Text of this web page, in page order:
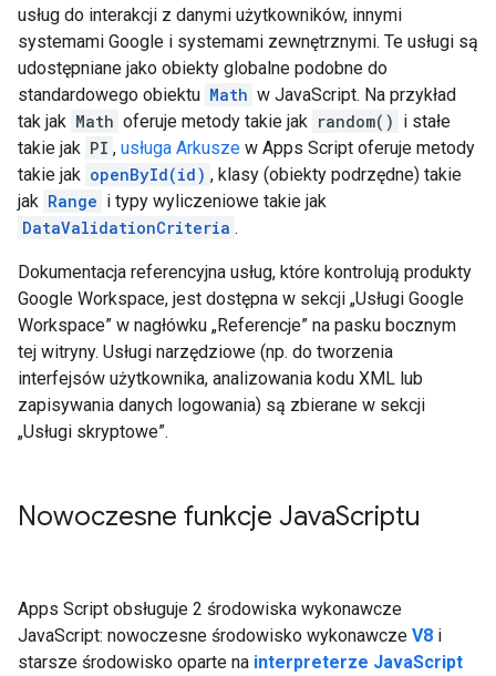
usług do interakcji z danymi użytkowników, innymi
systemami Google i systemami zewnętrznymi. Te usługi są
udostępniane jako obiekty globalne podobne do
standardowego obiektu Math w JavaScript. Na przykład
tak jak Math oferuje metody takie jak random() i stałe
takie jak PI , usługa Arkusze w Apps Script oferuje metody
takie jak openById(id) , klasy (obiekty podrzędne) takie
jak Range i typy wyliczeniowe takie jak
DataValidationCriteria .
Dokumentacja referencyjna usług, które kontrolują produkty
Google Workspace, jest dostępna w sekcji „Usługi Google
Workspace” w nagłówku „Referencje” na pasku bocznym
tej witryny. Usługi narzędziowe (np. do tworzenia
interfejsów użytkownika, analizowania kodu XML lub
zapisywania danych logowania) są zbierane w sekcji
„Usługi skryptowe”.
Nowoczesne funkcje JavaScriptu
Apps Script obsługuje 2 środowiska wykonawcze
JavaScript: nowoczesne środowisko wykonawcze V8 i
starsze środowisko oparte na interpreterze JavaScript